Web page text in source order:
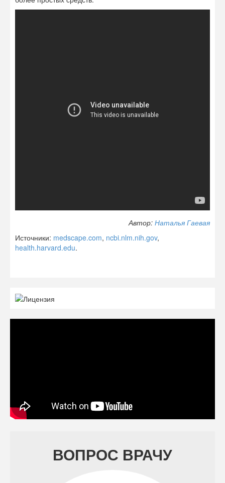
Автор: Наталья Гаевая
Источники: medscape.com, ncbi.nlm.nih.gov,
health.harvard.edu.
ВОПРОС ВРАЧУ